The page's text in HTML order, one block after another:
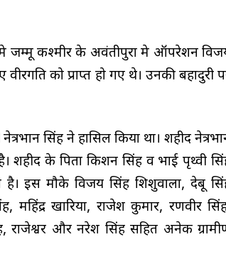
मे जम्मू कश्मीर के अवंतीपुरा मे ऑपरेशन
को प्राप्त हो गए थे। उनकी बहादुरी
सिंह ने हासिल किया था। शहीद
शहीद के पिता किशन सिंह व भाई पृथ्वी
है। इस मौके विजय सिंह शिशुवाला, देबू
महिंद्र खारिया, राजेश कुमार, रणवीर
राजेश्वर और नरेश सिंह सहित अनेक